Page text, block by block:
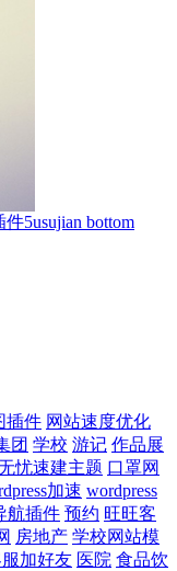
5usujian bottom
插件 网站速度优化
团 学校 游记 作品展
忧速建主题 口罩网
加速 wordpress
航插件 预约 旺旺客
房地产 学校网站模
加好友 医院 食品饮